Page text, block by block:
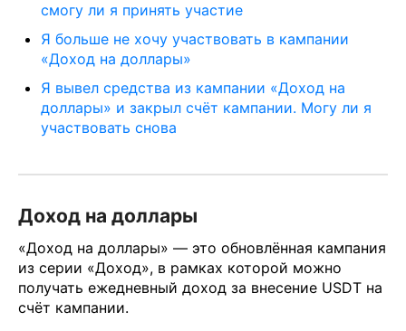
смогу ли я принять участие
Я больше не хочу участвовать в кампании
«Доход на доллары»
Я вывел средства из кампании «Доход на
доллары» и закрыл счёт кампании. Могу ли я
участвовать снова
Доход на доллары
«Доход на доллары» — это обновлённая кампания
из серии «Доход», в рамках которой можно
получать ежедневный доход за внесение USDT на
счёт кампании.